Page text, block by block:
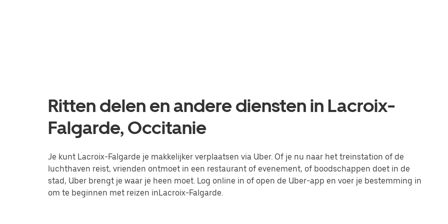
Ritten delen en andere diensten in Lacroix-
Falgarde, Occitanie
Je kunt Lacroix-Falgarde je makkelijker verplaatsen via Uber. Of je nu naar het treinstation of de
luchthaven reist, vrienden ontmoet in een restaurant of evenement, of boodschappen doet in de
stad, Uber brengt je waar je heen moet. Log online in of open de Uber-app en voer je bestemming in
om te beginnen met reizen inLacroix-Falgarde.